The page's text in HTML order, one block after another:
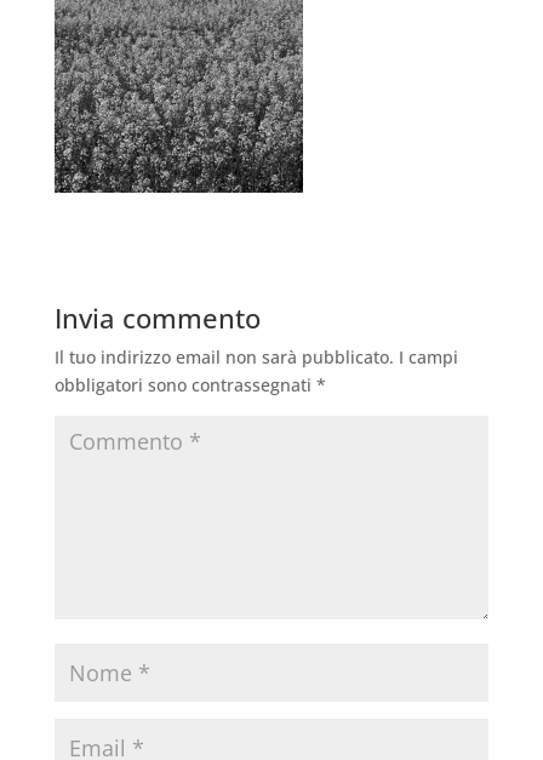
Invia commento
Il tuo indirizzo email non sarà pubblicato. I campi
obbligatori sono contrassegnati *